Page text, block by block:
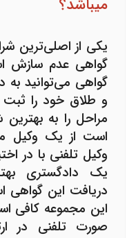
میباشد؟
یکی از اصلی‌ترین
گواهی عدم سازش
گواهی می‌توانید به
و طلاق خود را ثبت
مراحل را به
است از یک وکیل
وکیل تلفنی با در
یک دادگستری
دریافت این گواهی
این مجموعه کافی
صورت تلفنی در